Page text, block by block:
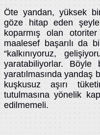
Öte yandan, yüksek
göze hitap eden
koparmış olan
maalesef başarılı da
“kalkınıyoruz,
yaratabiliyorlar. Böyle
yaratılmasında yandaş
kuşkusuz aşırı
tutulmasına yönelik
edilmemeli.